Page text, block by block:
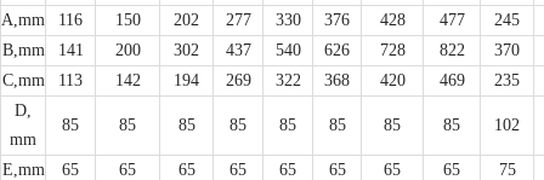
A,mm
116 150 202 277 330 376 428 477
245
B,mm
141 200 302 437 540 626 728 822
370
C,mm
113 142 194 269 322 368 420 469
235
D,
mm
85 85 85 85 85 85 85 85 102
E,mm 65 65 65 65 65 65 65 65
75